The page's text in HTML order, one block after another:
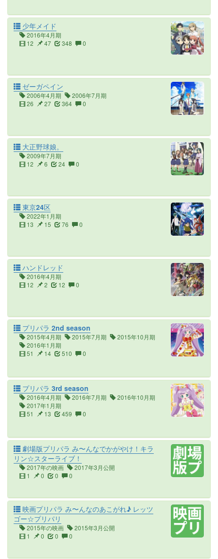
少年メイド
2016年4月期
12
47 348 0
ゼーガペイン
2006年4月期
2006年7月期
26
27 364 0
大正野球娘。
2009年7月期
12
6 24 0
東京24区
2022年1月期
13
15 76 0
ハンドレッド
2016年4月期
12
2 12 0
プリパラ 2nd season
2015年4月期 2015年7月期
2015年10月期
2016年1月期
51
14 510 0
プリパラ 3rd season
2016年4月期 2016年7月期
2016年10月期
2017年1月期
51
13 459 0
劇場版プリパラ み〜んなでかがやけ！キラ
リン☆スターライブ！
2017年の映画
2017年3月公開
1
0 0 0
映画プリパラ み〜んなのあこがれ♪ レッツ
ゴー☆プリパリ
2015年の映画
2015年3月公開
1
0 0 0